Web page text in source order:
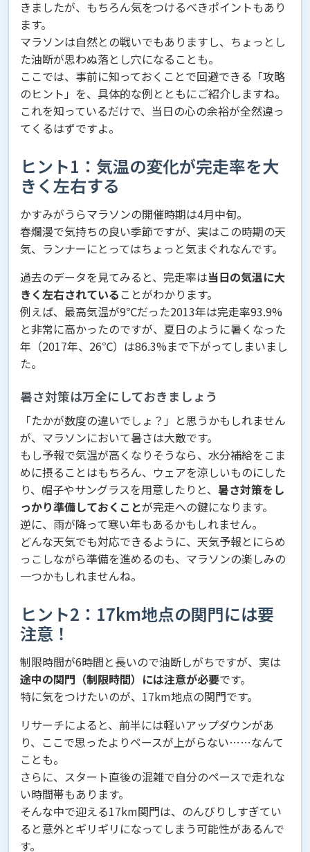
きましたが、もちろん気をつけるべきポイントもあり
ます。
マラソンは自然との戦いでもありますし、ちょっとし
た油断が思わぬ落とし穴になることも。
ここでは、事前に知っておくことで回避できる「攻略
のヒント」を、具体的な例とともにご紹介しますね。
これを知っているだけで、当日の心の余裕が全然違っ
てくるはずですよ。
ヒント1：気温の変化が完走率を大
きく左右する
かすみがうらマラソンの開催時期は4月中旬。
春爛漫で気持ちの良い季節ですが、実はこの時期の天
気、ランナーにとってはちょっと気まぐれなんです。
過去のデータを見てみると、完走率は当日の気温に大
きく左右されている ことがわかります。
例えば、最高気温が9℃だった2013年は完走率93.9%
と非常に高かったのですが、夏日のように暑くなった
年（2017年、26℃）は86.3%まで下がってしまいまし
た。
暑さ対策は万全にしておきましょう
「たかが数度の違いでしょ？」と思うかもしれません
が、マラソンにおいて暑さは大敵です。
もし予報で気温が高くなりそうなら、水分補給をこま
めに摂ることはもちろん、ウェアを涼しいものにした
り、帽子やサングラスを用意したりと、 暑さ対策をし
っかり準備しておくことが完走への鍵になります。
逆に、雨が降って寒い年もあるかもしれません。
どんな天気でも対応できるように、天気予報とにらめ
っこしながら準備を進めるのも、マラソンの楽しみの
一つかもしれませんね。
ヒント2：17km地点の関門には要
注意！
制限時間が6時間と長いので油断しがちですが、実は
途中の関門（制限時間）には注意が必要です。
特に気をつけたいのが、17km地点の関門です。
リサーチによると、前半には軽いアップダウンがあ
り、ここで思ったよりペースが上がらない……なんて
ことも。
さらに、スタート直後の混雑で自分のペースで走れな
い時間帯もあります。
そんな中で迎える17km関門は、のんびりしすぎてい
ると意外とギリギリになってしまう可能性があるんで
す。